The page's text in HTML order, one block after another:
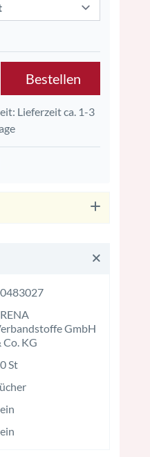
Bestellen
Lieferzeit ca. 1-3
GmbH
Co. KG
St